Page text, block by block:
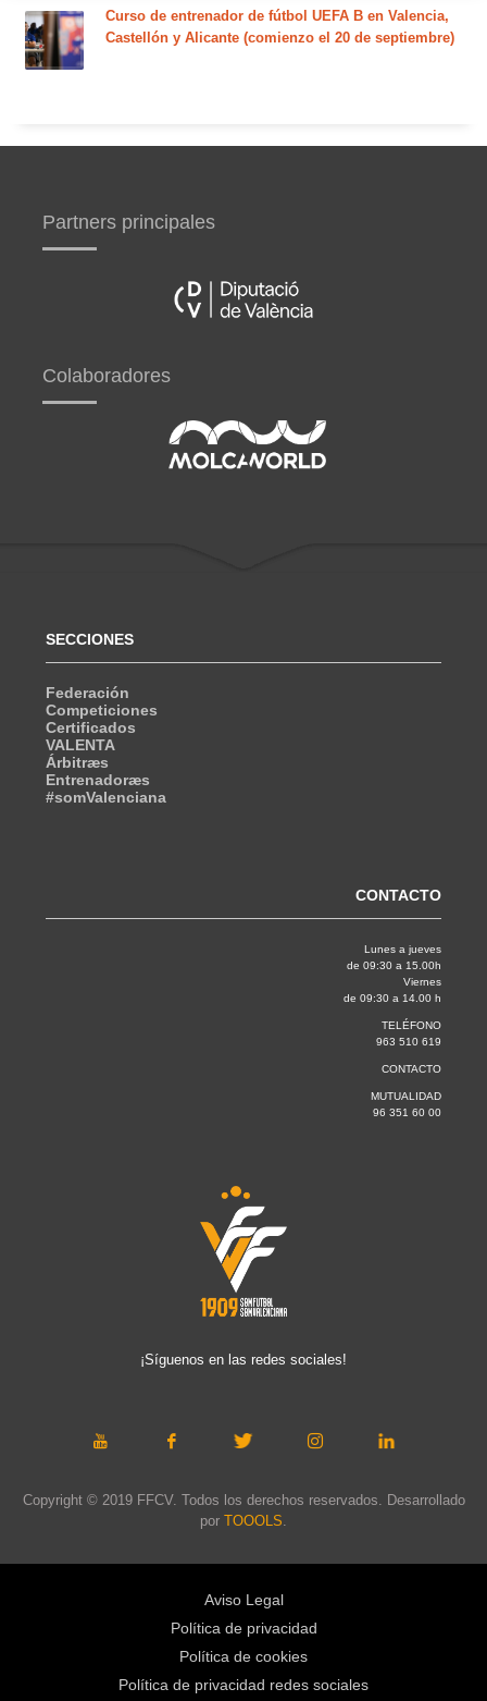
Curso de entrenador de fútbol UEFA B en Valencia,
Castellón y Alicante (comienzo el 20 de septiembre)
Partners principales
Colaboradores
SECCIONES
Federación
Competiciones
Certificados
VALENTA
Árbitræs
Entrenadoræs
#somValenciana
CONTACTO
Lunes a jueves
de 09:30 a 15.00h
Viernes
de 09:30 a 14.00 h
TELÉFONO
963 510 619
CONTACTO
MUTUALIDAD
96 351 60 00
¡Síguenos en las redes sociales!
Copyright © 2019 FFCV. Todos los derechos reservados. Desarrollado
por TOOOLS.
Aviso Legal
Política de privacidad
Política de cookies
Política de privacidad redes sociales